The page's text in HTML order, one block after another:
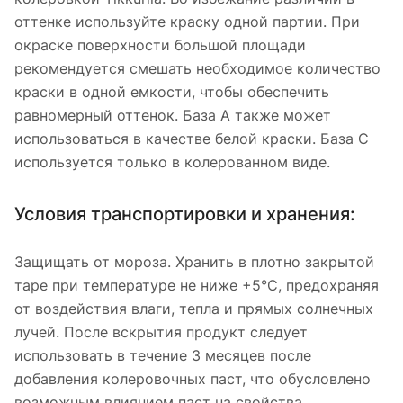
оттенке используйте краску одной партии. При
окраске поверхности большой площади
рекомендуется смешать необходимое количество
краски в одной емкости, чтобы обеспечить
равномерный оттенок. База А также может
использоваться в качестве белой краски. База С
используется только в колерованном виде.
Условия транспортировки и хранения:
Защищать от мороза. Хранить в плотно закрытой
таре при температуре не ниже +5°С, предохраняя
от воздействия влаги, тепла и прямых солнечных
лучей. После вскрытия продукт следует
использовать в течение 3 месяцев после
добавления колеровочных паст, что обусловлено